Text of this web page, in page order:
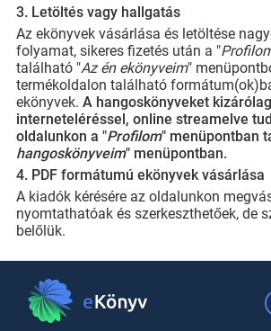
3. Letöltés vagy hallgatás
Az ekönyvek vásárlása és letöltése
folyamat, sikeres fizetés után a "
található "Az én ekönyveim"
termékoldalon található
ekönyvek. A hangoskönyveket kizárólag
interneteléréssel, online streamelve
oldalunkon a "Profilom" menüpontban
hangoskönyveim" menüpontban.
4. PDF formátumú ekönyvek vásárlása
A kiadók kérésére az oldalunkon
nyomtathatóak és szerkeszthetőek, de
belőlük.